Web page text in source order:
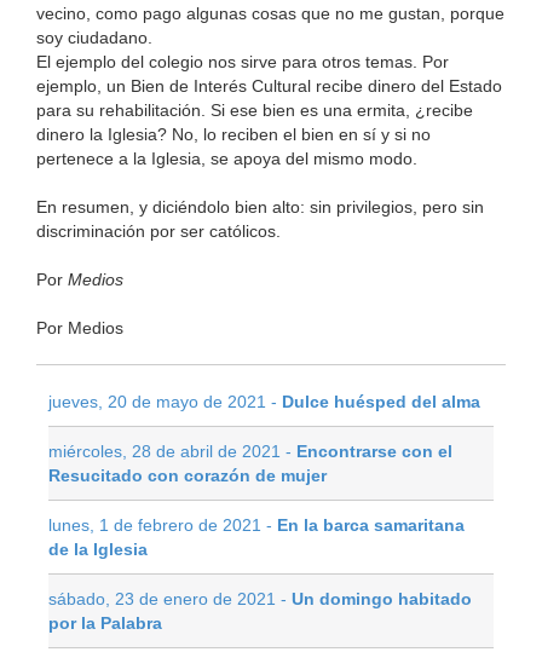
vecino, como pago algunas cosas que no me gustan, porque
soy ciudadano.
El ejemplo del colegio nos sirve para otros temas. Por
ejemplo, un Bien de Interés Cultural recibe dinero del Estado
para su rehabilitación. Si ese bien es una ermita, ¿recibe
dinero la Iglesia? No, lo reciben el bien en sí y si no
pertenece a la Iglesia, se apoya del mismo modo.
En resumen, y diciéndolo bien alto: sin privilegios, pero sin
discriminación por ser católicos.
Por Medios
Por Medios
jueves, 20 de mayo de 2021 - Dulce huésped del alma
miércoles, 28 de abril de 2021 - Encontrarse con el
Resucitado con corazón de mujer
lunes, 1 de febrero de 2021 - En la barca samaritana
de la Iglesia
sábado, 23 de enero de 2021 - Un domingo habitado
por la Palabra